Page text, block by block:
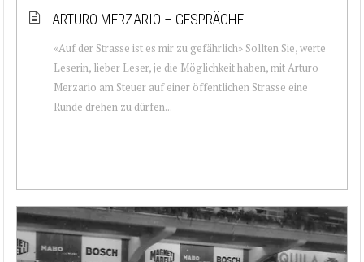
ARTURO MERZARIO – GESPRÄCHE
«Auf der Strasse ist es mir zu gefährlich» Sollten Sie, werte
Leserin, lieber Leser, je die Möglichkeit haben, mit Arturo
Merzario am Steuer auf einer öffentlichen Strasse eine
Runde drehen zu dürfen...